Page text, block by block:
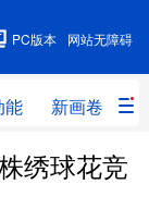
网站无障碍
PC版本
能 新画卷
新画卷
绣球花竞